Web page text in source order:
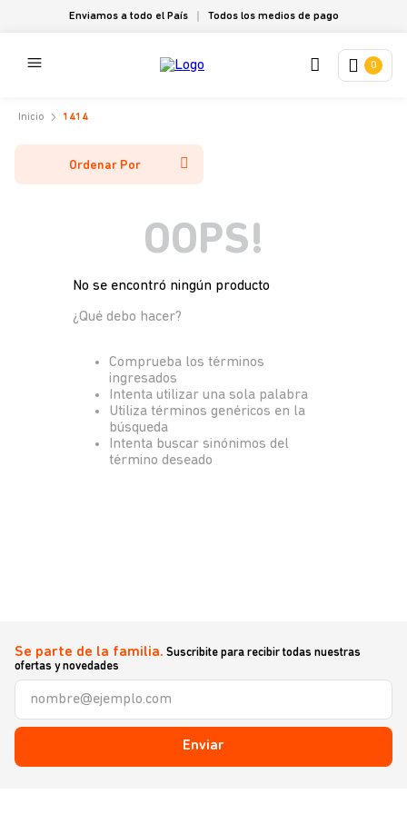
Enviamos a todo el País Todos los medios de pago
0
1414
Ordenar Por
OOPS!
No se encontró ningún producto
¿Qué debo hacer?
Comprueba los términos
ingresados
Intenta utilizar una sola palabra
Utiliza términos genéricos en la
búsqueda
Intenta buscar sinónimos del
término deseado
Se parte de la familia. Suscribite para recibir todas nuestras
ofertas y novedades
Enviar